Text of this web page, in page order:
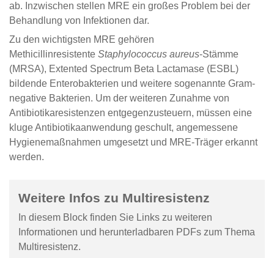
ab. Inzwischen stellen MRE ein großes Problem bei der
Behandlung von Infektionen dar.
Zu den wichtigsten MRE gehören
Methicillinresistente Staphylococcus aureus-Stämme
(MRSA), Extented Spectrum Beta Lactamase (ESBL)
bildende Enterobakterien und weitere sogenannte Gram-
negative Bakterien. Um der weiteren Zunahme von
Antibiotikaresistenzen entgegenzusteuern, müssen eine
kluge Antibiotikaanwendung geschult, angemessene
Hygienemaßnahmen umgesetzt und MRE-Träger erkannt
werden.
Weitere Infos zu Multiresistenz
In diesem Block finden Sie Links zu weiteren
Informationen und herunterladbaren PDFs zum Thema
Multiresistenz.